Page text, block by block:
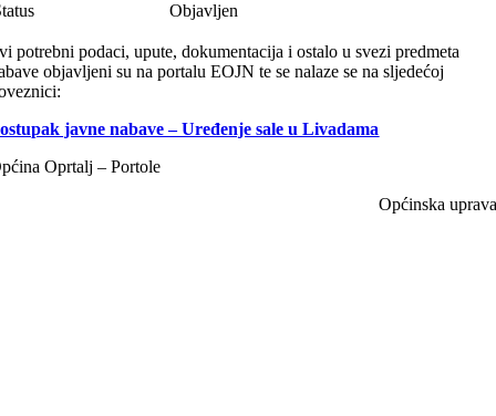
Objavljen
potrebni podaci, upute, dokumentacija i ostalo u svezi predmeta
objavljeni su na portalu EOJN te se nalaze se na sljedećoj
javne nabave – Uređenje sale u Livadama
Oprtalj – Portole
Općinska uprava